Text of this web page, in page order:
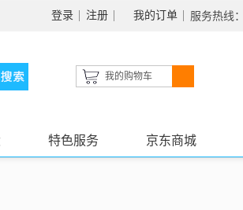
服务热线：
我的订单
登录 注册
我的购物车
特色服务 京东商城